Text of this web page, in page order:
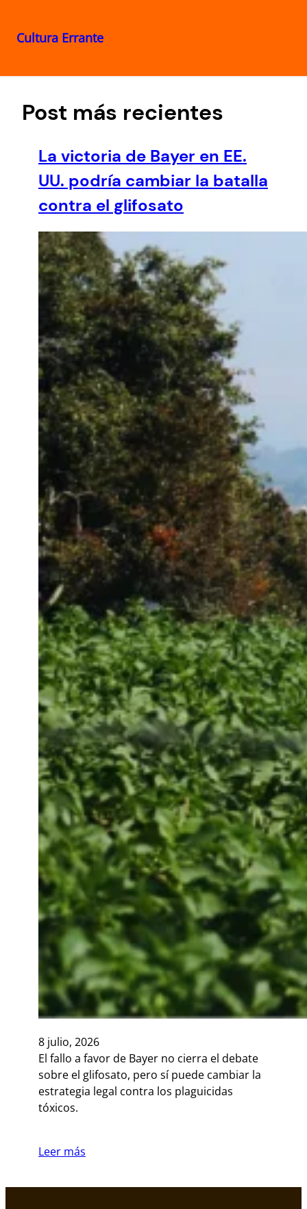
al
Cultura Errante
Post más recientes
La victoria de Bayer en EE.
UU. podría cambiar la batalla
contra el glifosato
8 julio, 2026
El fallo a favor de Bayer no cierra el debate
sobre el glifosato, pero sí puede cambiar la
estrategia legal contra los plaguicidas
tóxicos.
Leer más